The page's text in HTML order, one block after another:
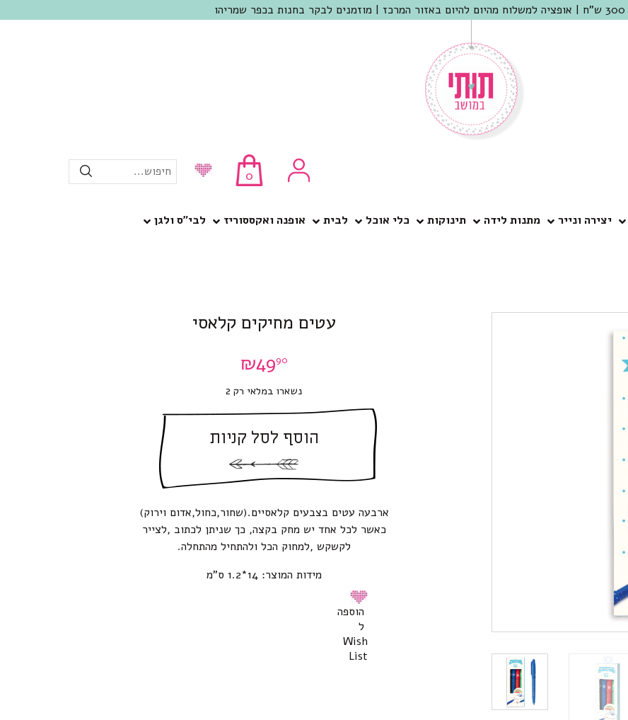
0 חיפוש...
יצירה ונייר מתנות לידה תינוקות כלי אוכל לבית אופנה ואקססוריז
לבי”ס ולגן
עטים מחיקים קלאסי
₪4990
נשארו במלאי רק 2
הוסף לסל קניות
ארבעה עטים בצבעים קלאסיים.(שחור,כחול,אדום וירוק)
כאשר לכל אחד יש מחק בקצה, כך שניתן לכתוב ,לצייר
לקשקש ,למחוק הכל ולהתחיל מהתחלה.
מידות המוצר: 14*1.2 ס”מ
הוספה
ל
Wish
List